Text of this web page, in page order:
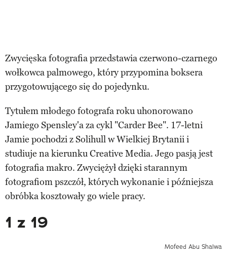
Zwycięska fotografia przedstawia czerwono-czarnego
wołkowca palmowego, który przypomina boksera
przygotowującego się do pojedynku.
Tytułem młodego fotografa roku uhonorowano
Jamiego Spensley'a za cykl "Carder Bee". 17-letni
Jamie pochodzi z Solihull w Wielkiej Brytanii i
studiuje na kierunku Creative Media. Jego pasją jest
fotografia makro. Zwyciężył dzięki starannym
fotografiom pszczół, których wykonanie i późniejsza
obróbka kosztowały go wiele pracy.
1 z 19
Mofeed Abu Shalwa